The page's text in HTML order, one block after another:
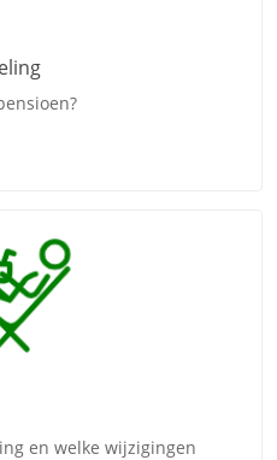
en welke wijzigingen